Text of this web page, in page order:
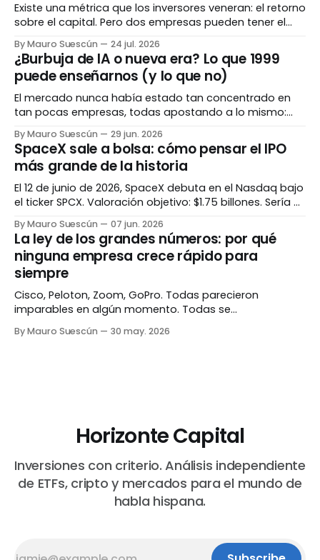
Existe una métrica que los inversores veneran: el retorno
sobre el capital. Pero dos empresas pueden tener el
mismo número espectacular y haber llegado ahí por
caminos completamente opuestos. Entender el cómo
importa tanto como el cuánto. El número que todos
admiran Hay una métrica que separa a las empresas
By Mauro Suescún 24 jul. 2026
¿Burbuja de IA o nueva era? Lo que 1999
puede enseñarnos (y lo que no)
El mercado nunca había estado tan concentrado en
tan pocas empresas, todas apostando a lo mismo:
inteligencia artificial. Para algunos es 1999 otra vez. Para
otros, es diferente esta vez. La verdad, como casi
siempre, vive en los matices. La pregunta que todos se
hacen Hay una pregunta rondando cada
By Mauro Suescún 29 jun. 2026
SpaceX sale a bolsa: cómo pensar el IPO
más grande de la historia
El 12 de junio de 2026, SpaceX debuta en el Nasdaq bajo
el ticker SPCX. Valoración objetivo: $1.75 billones. Sería el
IPO más grande jamás registrado, superando a Saudi
Aramco. La pregunta no es si es histórico. Es si tiene
sentido invertir. Lo que está pasando Después de casi
By Mauro Suescún 07 jun. 2026
La ley de los grandes números: por qué
ninguna empresa crece rápido para
siempre
Cisco, Peloton, Zoom, GoPro. Todas parecieron
imparables en algún momento. Todas se
desaceleraron mucho más de lo que cualquier inversor
imaginó posible. No fue mala suerte — fue
By Mauro Suescún 30 may. 2026
Horizonte Capital
Inversiones con criterio. Análisis independiente
de ETFs, cripto y mercados para el mundo de
habla hispana.